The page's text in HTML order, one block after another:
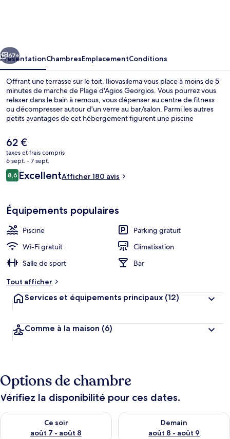
Suivant
67+
PrésentationChambresEmplacementConditions
Offrant une terrasse sur le toit, Iliovasilema vous place à moins de 5
minutes de marche de Plage d'Agios Georgios. Vous pourrez vous
relaxer dans le bain à remous, vous dépenser au centre de fitness
ou décompresser autour d'un verre au bar/salon. Parmi les autres
petits avantages de cet hébergement figurent une piscine
Le
prix
actuel
est
de
62 €
taxes et frais compris
6 sept. - 7 sept.
Avis
voyageurs
8,68,6 sur 10
ExcellentAfficher 180 avis
Équipements populaires
Piscine
Parking gratuit
Wi-Fi gratuit
Climatisation
Salle de sport
Bar
Tout afficher
Services et équipements principaux (12)
Comme à la maison (6)
Options de chambre
Vérifiez la disponibilité pour ces dates.
Ce soir
août 7 - août 8
Vérifier la disponibilité pour ce soir août 7 - août 8
Demain
août 8 - août 9
Vérifier la disponibilité pour